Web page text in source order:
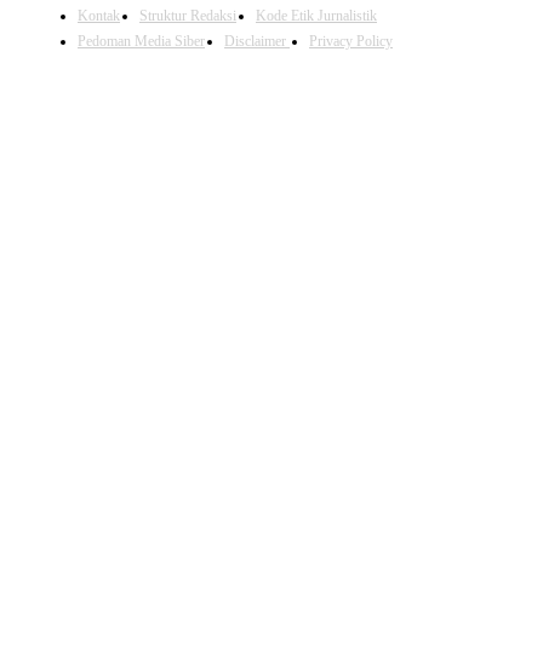
Kontak Struktur Redaksi
Kode Etik Jurnalistik
Pedoman Media Siber
Disclaimer Privacy Policy